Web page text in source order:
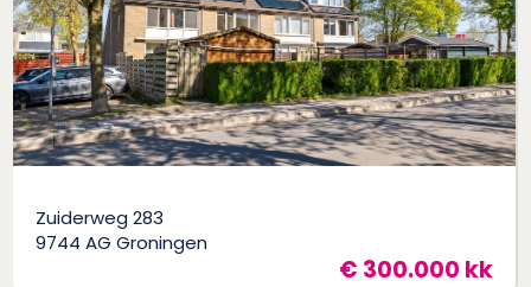
Zuiderweg 283
9744 AG Groningen
€ 300.000 kk